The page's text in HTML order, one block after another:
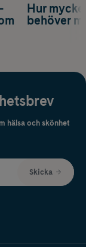
Hur
behöver
hälsa och skönhet
Skicka